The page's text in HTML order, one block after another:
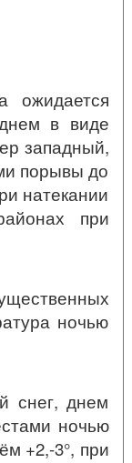
ожидается
в виде
западный,
порывы до
натекании
при
ночью
снег, днем
ночью
+2,-3°, при